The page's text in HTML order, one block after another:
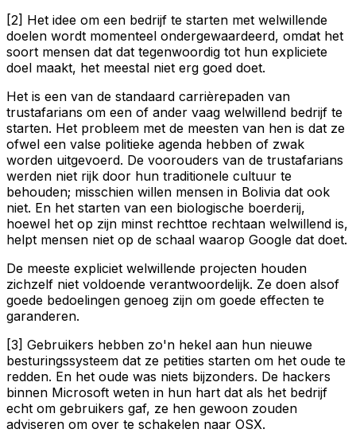
[2] Het idee om een bedrijf te starten met welwillende
doelen wordt momenteel ondergewaardeerd, omdat het
soort mensen dat dat tegenwoordig tot hun expliciete
doel maakt, het meestal niet erg goed doet.
Het is een van de standaard carrièrepaden van
trustafarians om een of ander vaag welwillend bedrijf te
starten. Het probleem met de meesten van hen is dat ze
ofwel een valse politieke agenda hebben of zwak
worden uitgevoerd. De voorouders van de trustafarians
werden niet rijk door hun traditionele cultuur te
behouden; misschien willen mensen in Bolivia dat ook
niet. En het starten van een biologische boerderij,
hoewel het op zijn minst rechttoe rechtaan welwillend is,
helpt mensen niet op de schaal waarop Google dat doet.
De meeste expliciet welwillende projecten houden
zichzelf niet voldoende verantwoordelijk. Ze doen alsof
goede bedoelingen genoeg zijn om goede effecten te
garanderen.
[3] Gebruikers hebben zo'n hekel aan hun nieuwe
besturingssysteem dat ze petities starten om het oude te
redden. En het oude was niets bijzonders. De hackers
binnen Microsoft weten in hun hart dat als het bedrijf
echt om gebruikers gaf, ze hen gewoon zouden
adviseren om over te schakelen naar OSX.